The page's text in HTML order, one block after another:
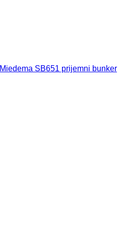
Miedema SB651 prijemni bunker